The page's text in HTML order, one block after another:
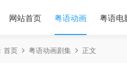
网站首页 粤语动画 粤语电
首页 粤语动画剧集 正文